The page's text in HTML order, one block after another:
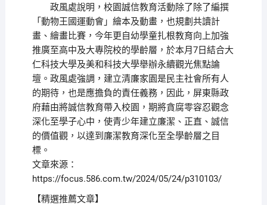
政風處說明，校園誠信教育活動除了除了編撰
「動物王國運動會」繪本及動畫，也規劃共讀計
畫、繪畫比賽，今年更自幼學童扎根教育向上加強
推廣至高中及大專院校的學齡層，於本月7日結合大
仁科技大學及美和科技大學舉辦永續觀光焦點論
壇。政風處強調，建立清廉家園是民主社會所有人
的期待，也是應擔負的責任義務，因此，屏東縣政
府藉由將誠信教育帶入校園，期將貪腐零容忍觀念
深化至學子心中，使青少年建立廉潔、正直、誠信
的價值觀，以達到廉潔教育深化至全學齡層之目
標。
文章來源：
https://focus.586.com.tw/2024/05/24/p310103/
【精選推薦文章】